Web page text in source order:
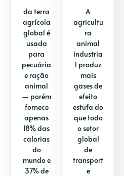
da terra
agrícola
global é
usada
para
pecuária
e ração
animal
— porém
fornece
apenas
18% das
calorias
do
mundo e
37% de
A
agricultu
ra
animal
industria
l produz
mais
gases de
efeito
estufa do
que todo
o setor
global
de
transport
e